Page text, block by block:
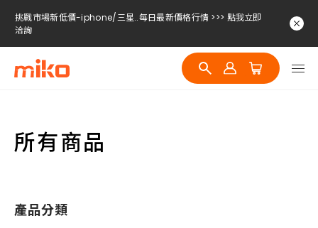
挑戰市場新低價-iphone/三星..每日最新價格行情 >>> 點我立即
洽詢
挑戰市場新低價-iphone/三星..每日最新價格行情 >>> 點我立即
洽詢
挑戰市場新低價-iphone/三星..每日最新價格行情 >>> 點我立即
所有商品
產品分類